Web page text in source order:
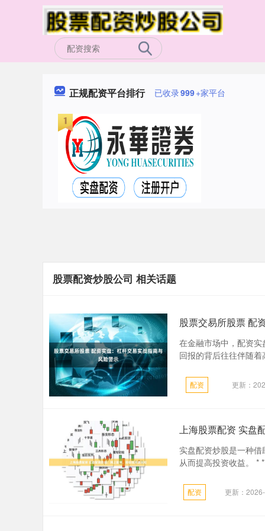
正规配资平台排行 已收录999+家平台
股票配资炒股公司 相关话题
股票交易所股票 配
在金融市场中，配资
回报的背后往往伴随
配资 更新：
上海股票配资 实盘
实盘配资炒股是一种
从而提高投资收益。 *
配资 更新：